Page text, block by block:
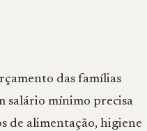
das famílias
salário mínimo precisa
de alimentação, higiene